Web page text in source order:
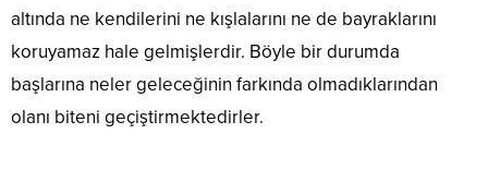
altında ne kendilerini ne kışlalarını ne de bayraklarını
koruyamaz hale gelmişlerdir. Böyle bir durumda
başlarına neler geleceğinin farkında olmadıklarından
olanı biteni geçiştirmektedirler.